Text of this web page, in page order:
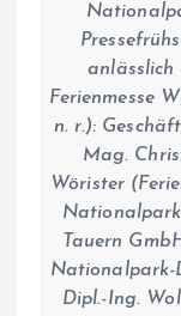
anlässlich
Ferienmesse
n. r.):
Mag.
Wörister
Tauern
Nationalpark-
Dipl.-Ing.